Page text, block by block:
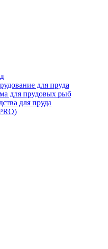
для пруда
для прудовых рыб
для пруда